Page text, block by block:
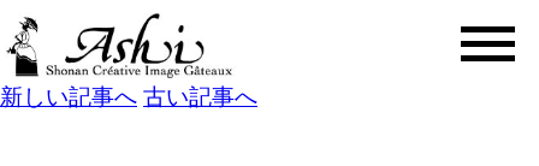
新しい記事へ古い記事へ